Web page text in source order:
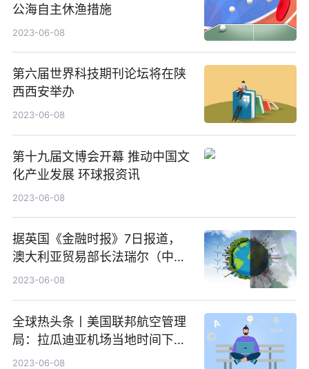
公海自主休渔措施
2023-06-08
第六届世界科技期刊论坛将在陕
西西安举办
2023-06-08
第十九届文博会开幕 推动中国文
化产业发展 环球报资讯
2023-06-08
据英国《金融时报》7日报道，
澳大利亚贸易部长法瑞尔（中文
名唐方睿）警告欧盟，除非欧盟
议，与此同时，他还对澳中关系
趋向缓和表示欢迎 全球快播报
2023-06-08
全球热头条丨美国联邦航空管理
局：拉瓜迪亚机场当地时间下午
2:15分后仍然停飞的概率为
2023-06-08